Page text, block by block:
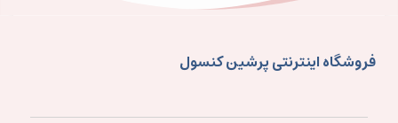
فروشگاه اینترنتی پرشین کنسول